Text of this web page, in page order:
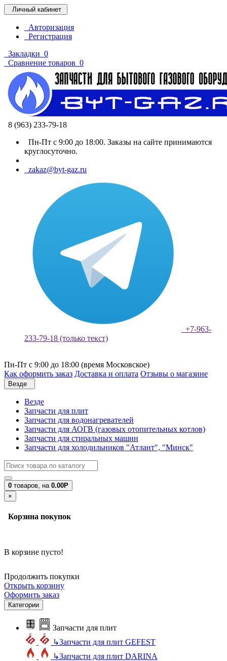
Личный кабинет
Авторизация
Регистрация
Закладки 0
Сравнение товаров 0
8 (963) 233-79-18
Пн-Пт с 9:00 до 18:00. Заказы на сайте принимаются
круглосуточно.
zakaz@byt-gaz.ru
+7-963-
233-79-18 (только текст)
Пн-Пт с 9:00 до 18:00 (время Московское)
Как оформить заказ Доставка и оплата Отзывы о магазине
Везде
Везде
Запчасти для плит
Запчасти для водонагревателей
Запчасти для АОГВ (газовых отопительных котлов)
Запчасти для стиральных машин
Запчасти для холодильников "Атлант", "Минск"
0 товаров, на 0.00Р
×
Корзина покупок
В корзине пусто!
Продолжить покупки
Открыть корзину
Оформить заказ
Категории
Запчасти для плит
↳Запчасти для плит GEFEST
↳Запчасти для плит DARINA